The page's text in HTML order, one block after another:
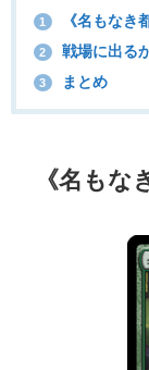
1 《名もなき
2 戦場に出る
3 まとめ
《名もな